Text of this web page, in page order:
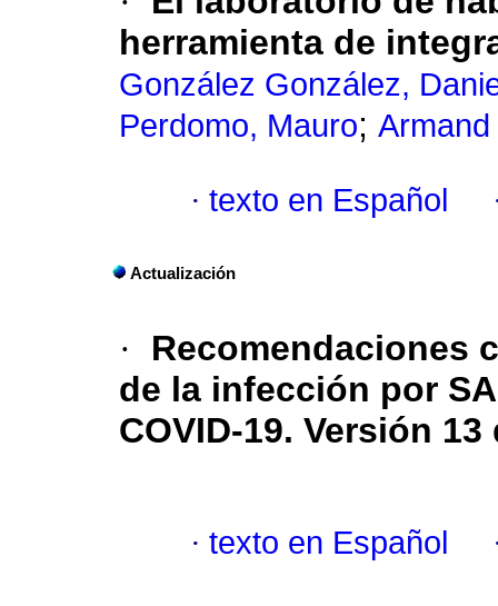
herramienta de
González González,
Perdomo, Mauro;
· texto en Español
Actualización
·
Recomendaciones
de la infección por
COVID-19. Versión
· texto en Español